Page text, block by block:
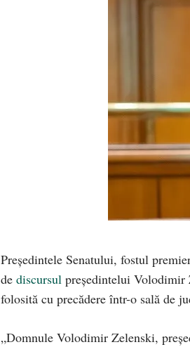
Președintele Senatului, fostul
de discursul președintelui Volodimir
folosită cu precădere într-o sală de
„Domnule Volodimir Zelenski,